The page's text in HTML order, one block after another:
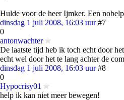
Hulde voor de heer Ijmker. Een
dinsdag 1 juli 2008, 16:03 uur #7
0
antonwachter
De laatste tijd heb ik toch echt door
echt wel door het te lang achter de
dinsdag 1 juli 2008, 16:03 uur #8
0
Hypocrisy01
help ik kan niet meer bewegen!